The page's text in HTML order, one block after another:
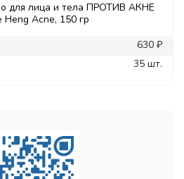
для лица и тела ПРОТИВ АКНЕ
Heng Acne, 150 гр
630 ₽
35 шт.